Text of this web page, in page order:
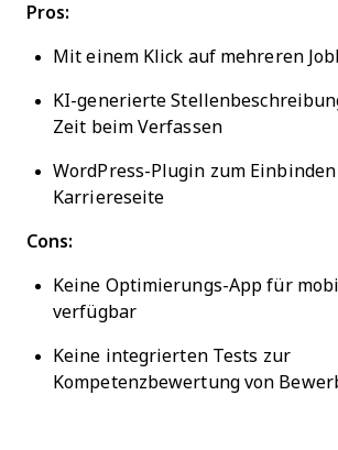
Pros:
Mit einem Klick auf mehreren
KI-generierte
Zeit beim Verfassen
WordPress-Plugin zum
Karriereseite
Cons:
Keine Optimierungs-App für
verfügbar
Keine integrierten Tests zur
Kompetenzbewertung von